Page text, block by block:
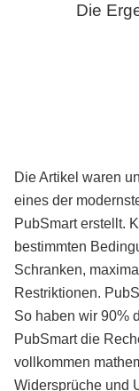
Die
Die Artikel waren
eines der
PubSmart erstellt.
bestimmten
Schranken,
Restriktionen.
So haben wir 90%
PubSmart die
vollkommen
Widersprüche und